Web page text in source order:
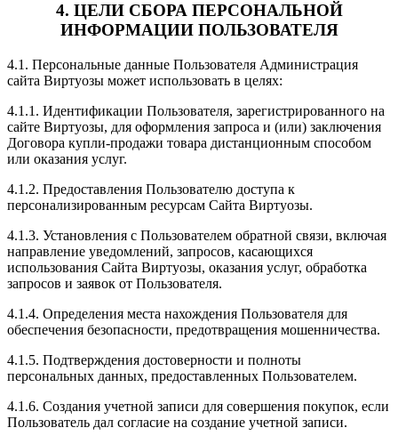
4. ЦЕЛИ СБОРА ПЕРСОНАЛЬНОЙ
ИНФОРМАЦИИ ПОЛЬЗОВАТЕЛЯ
4.1. Персональные данные Пользователя Администрация
сайта Виртуозы может использовать в целях:
4.1.1. Идентификации Пользователя, зарегистрированного на
сайте Виртуозы, для оформления запроса и (или) заключения
Договора купли-продажи товара дистанционным способом
или оказания услуг.
4.1.2. Предоставления Пользователю доступа к
персонализированным ресурсам Сайта Виртуозы.
4.1.3. Установления с Пользователем обратной связи, включая
направление уведомлений, запросов, касающихся
использования Сайта Виртуозы, оказания услуг, обработка
запросов и заявок от Пользователя.
4.1.4. Определения места нахождения Пользователя для
обеспечения безопасности, предотвращения мошенничества.
4.1.5. Подтверждения достоверности и полноты
персональных данных, предоставленных Пользователем.
4.1.6. Создания учетной записи для совершения покупок, если
Пользователь дал согласие на создание учетной записи.